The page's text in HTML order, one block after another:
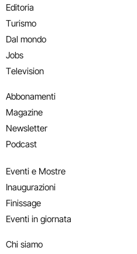
Editoria
Turismo
Dal mondo
Jobs
Television
Abbonamenti
Magazine
Newsletter
Podcast
Eventi e Mostre
Inaugurazioni
Finissage
Eventi in giornata
Chi siamo